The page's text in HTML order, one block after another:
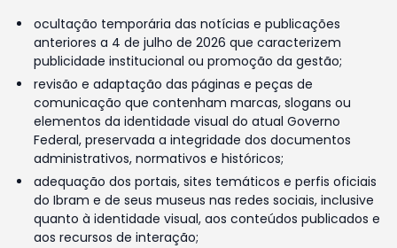
ocultação temporária das notícias e publicações
anteriores a 4 de julho de 2026 que caracterizem
publicidade institucional ou promoção da gestão;
revisão e adaptação das páginas e peças de
comunicação que contenham marcas, slogans ou
elementos da identidade visual do atual Governo
Federal, preservada a integridade dos documentos
administrativos, normativos e históricos;
adequação dos portais, sites temáticos e perfis oficiais
do Ibram e de seus museus nas redes sociais, inclusive
quanto à identidade visual, aos conteúdos publicados e
aos recursos de interação;